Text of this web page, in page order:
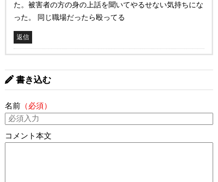
た。被害者の方の身の上話を聞いてやるせない気持ちにな
った。 同じ職場だったら殴ってる
返信
書き込む
名前 （必須）
コメント本文